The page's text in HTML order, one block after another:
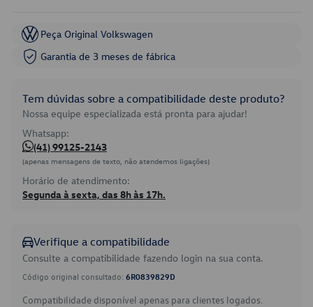
Peça Original Volkswagen
Garantia de 3 meses de fábrica
Tem dúvidas sobre a compatibilidade deste produto?
Nossa equipe especializada está pronta para ajudar!
Whatsapp:
(41) 99125-2143
(apenas mensagens de texto, não atendemos ligações)
Horário de atendimento:
Segunda à sexta, das 8h às 17h.
Verifique a compatibilidade
Consulte a compatibilidade fazendo login na sua conta.
Código original consultado: 6R0839829D
Compatibilidade disponível apenas para clientes logados.